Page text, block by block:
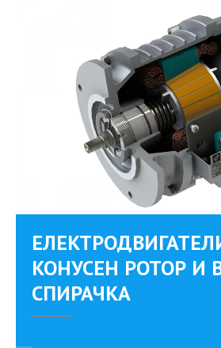
КОНУСЕН РОТОР И
СПИРАЧКА